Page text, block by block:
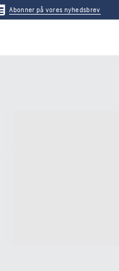
Abonner på vores nyhedsbrev